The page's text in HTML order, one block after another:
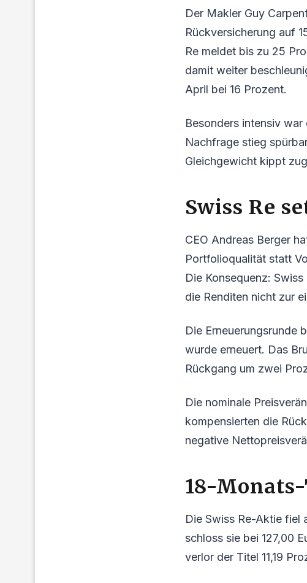
Der Makler Guy
Rückversicherung auf
Re meldet bis zu 25
damit weiter
April bei 16 Prozent.
Besonders intensiv
Nachfrage stieg
Gleichgewicht kippt
Swiss Re
CEO Andreas Berger
Portfolioqualität statt
Die Konsequenz:
die Renditen nicht zur
Die Erneuerungsrunde
wurde erneuert. Das
Rückgang um zwei
Die nominale
kompensierten die
negative
18-
Die Swiss Re-Aktie fiel
schloss sie bei 127,00
verlor der Titel 11,19